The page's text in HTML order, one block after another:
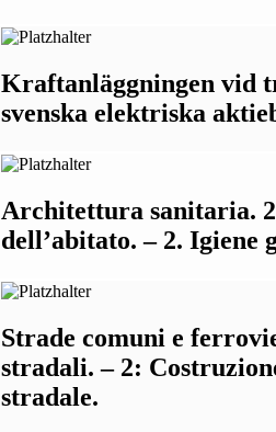
Kraftanläggningen vid
svenska elektriska
Architettura sanitaria.
dell’abitato. – 2. Igiene
Strade comuni e
stradali. – 2:
stradale.